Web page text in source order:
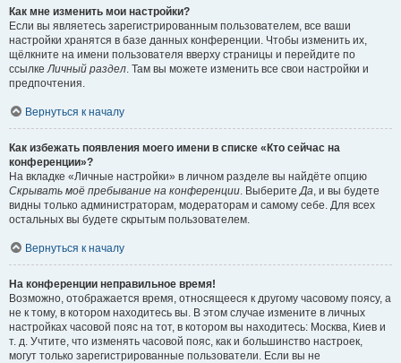
Как мне изменить мои настройки?
Если вы являетесь зарегистрированным пользователем, все ваши
настройки хранятся в базе данных конференции. Чтобы изменить их,
щёлкните на имени пользователя вверху страницы и перейдите по
ссылкеЛичный раздел. Там вы можете изменить все свои настройки и
предпочтения.
Вернуться к началу
Как избежать появления моего имени в списке «Кто сейчас на
конференции»?
На вкладке «Личные настройки» в личном разделе вы найдёте опцию
Скрывать моё пребывание на конференции. ВыберитеДа, и вы будете
видны только администраторам, модераторам и самому себе. Для всех
остальных вы будете скрытым пользователем.
Вернуться к началу
На конференции неправильное время!
Возможно, отображается время, относящееся к другому часовому поясу, а
не к тому, в котором находитесь вы. В этом случае измените в личных
настройках часовой пояс на тот, в котором вы находитесь: Москва, Киев и
т. д. Учтите, что изменять часовой пояс, как и большинство настроек,
могут только зарегистрированные пользователи. Если вы не